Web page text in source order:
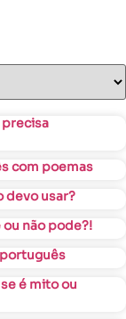
precisa
com poemas
devo usar?
não pode?!
é mito ou